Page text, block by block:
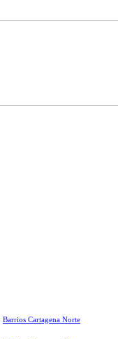
Barrios Cartagena Norte